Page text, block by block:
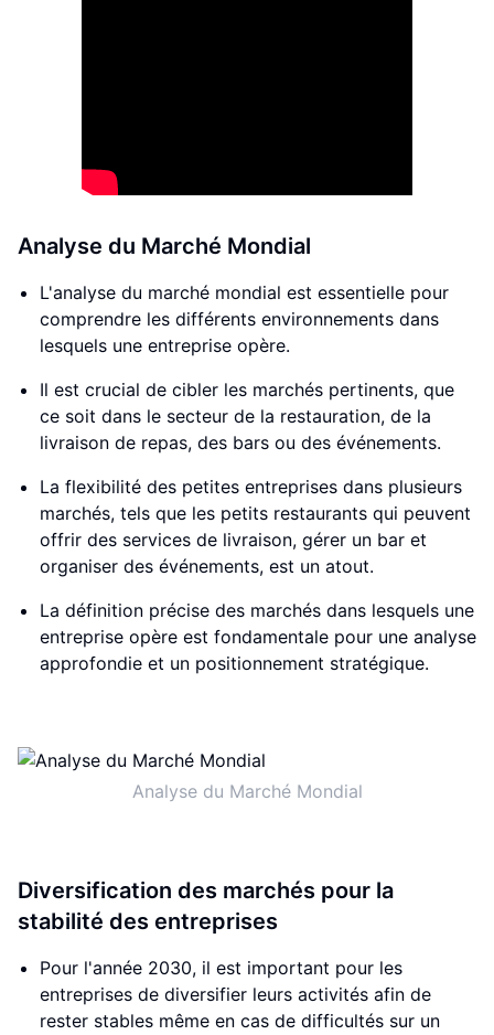
Analyse du Marché Mondial
L'analyse du marché mondial est essentielle pour
comprendre les différents environnements dans
lesquels une entreprise opère.
Il est crucial de cibler les marchés pertinents, que
ce soit dans le secteur de la restauration, de la
livraison de repas, des bars ou des événements.
La flexibilité des petites entreprises dans plusieurs
marchés, tels que les petits restaurants qui peuvent
offrir des services de livraison, gérer un bar et
organiser des événements, est un atout.
La définition précise des marchés dans lesquels une
entreprise opère est fondamentale pour une analyse
approfondie et un positionnement stratégique.
Analyse du Marché Mondial
Diversification des marchés pour la
stabilité des entreprises
Pour l'année 2030, il est important pour les
entreprises de diversifier leurs activités afin de
rester stables même en cas de difficultés sur un